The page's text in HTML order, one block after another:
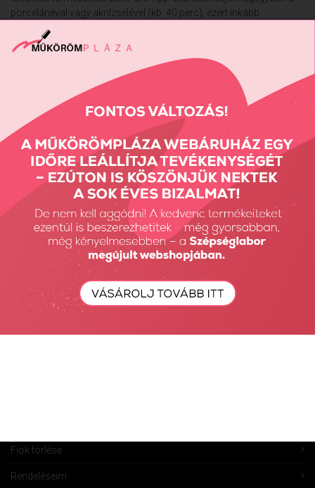
porcelánéval vagy akrilzselével (kb. 40 perc), ezért inkább
csiszolófejes eltávolítást javaslunk.
Vissza: CRYSTAL NAILS ÚJDONSÁGOK
Következő termék
Részletes Kereső
Keresés...
Keresés
Fiók törlése
Rendeléseim